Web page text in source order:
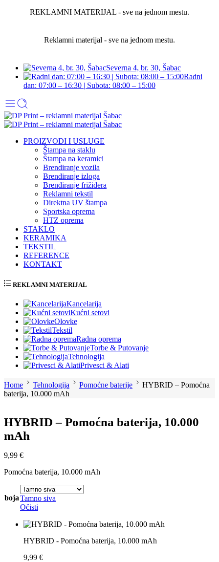
REKLAMNI MATERIJAL - sve na jednom mestu.
Reklamni materijal - sve na jednom mestu.
Severna 4, br. 30, Šabac
Radni
dan: 07:00 – 16:30 | Subota: 08:00 – 15:00
PROIZVODI I USLUGE
Štampa na staklu
Štampa na keramici
Brendiranje vozila
Brendiranje izloga
Brendiranje frižidera
Reklamni tekstil
Direktna UV štampa
Sportska oprema
HTZ oprema
STAKLO
KERAMIKA
TEKSTIL
REFERENCE
KONTAKT
REKLAMNI MATERIJAL
Kancelarija
Kućni setovi
Olovke
Tekstil
Radna oprema
Torbe & Putovanje
Tehnologija
Privesci & Alati
Home Tehnologija Pomoćne baterije
HYBRID – Pomoćna
baterija, 10.000 mAh
HYBRID – Pomoćna baterija, 10.000
mAh
9,99 €
Pomoćna baterija, 10.000 mAh
bojaTamno siva
Očisti
HYBRID - Pomoćna baterija, 10.000 mAh
9,99 €